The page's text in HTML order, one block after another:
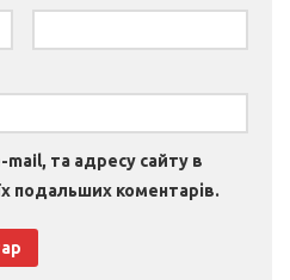
та адресу сайту в
подальших коментарів.